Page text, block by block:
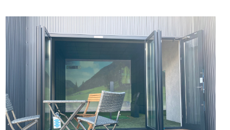
導入事例 CASE STUDY
導入フロー INTRODUCTION FLOW
会社概要 COMPANY PROFILE
お問い合わせ CONTACT